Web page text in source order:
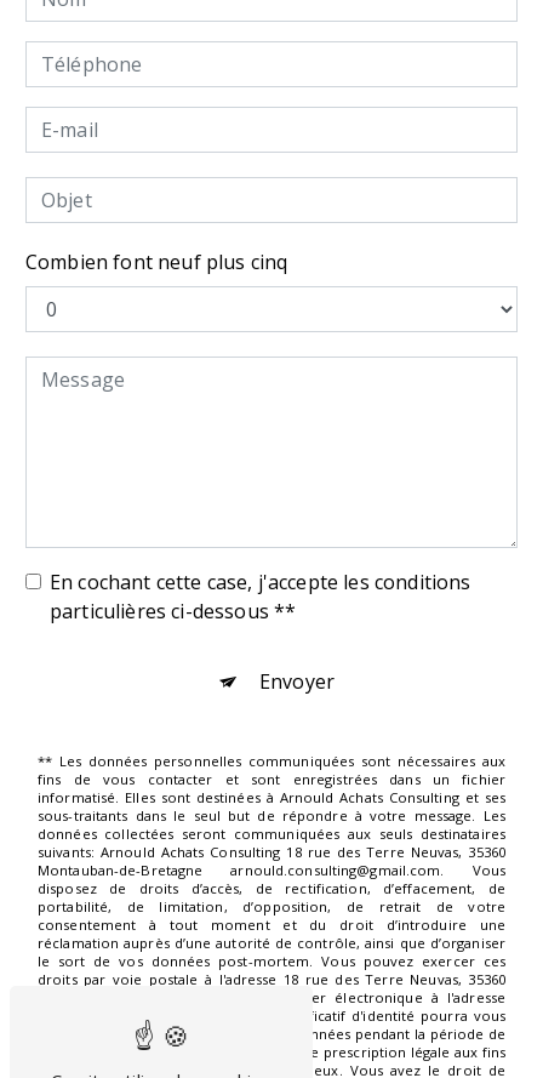
Combien font neuf plus cinq
En cochant cette case, j'accepte les conditions
particulières ci-dessous **
Envoyer
** Les données personnelles communiquées sont nécessaires aux
fins de vous contacter et sont enregistrées dans un fichier
informatisé. Elles sont destinées à Arnould Achats Consulting et ses
sous-traitants dans le seul but de répondre à votre message. Les
données collectées seront communiquées aux seuls destinataires
suivants: Arnould Achats Consulting 18 rue des Terre Neuvas, 35360
Montauban-de-Bretagne arnould.consulting@gmail.com. Vous
disposez de droits d’accès, de rectification, d’effacement, de
portabilité, de limitation, d’opposition, de retrait de votre
consentement à tout moment et du droit d’introduire une
réclamation auprès d’une autorité de contrôle, ainsi que d’organiser
le sort de vos données post-mortem. Vous pouvez exercer ces
droits par voie postale à l'adresse 18 rue des Terre Neuvas, 35360
Montauban-de-Bretagne ou par courrier électronique à l'adresse
arnould.consulting@gmail.com. Un justificatif d'identité pourra vous
être demandé. Nous conservons vos données pendant la période de
prise de contact puis pendant la durée de prescription légale aux fins
probatoires et de gestion des contentieux. Vous avez le droit de